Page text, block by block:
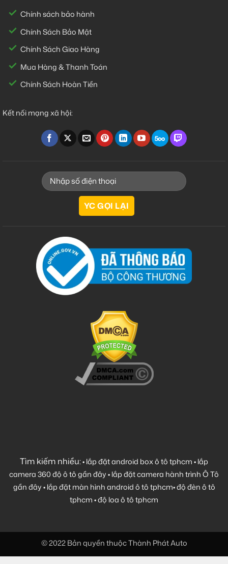
Chính sách bảo hành
Chính Sách Bảo Mật
Chính Sách Giao Hàng
Mua Hàng & Thanh Toán
Chính Sách Hoàn Tiền
Kết nối mạng xã hội:
Tìm kiếm nhiều:•lắp đặt android box ô tô tphcm•lắp
camera 360 độ ô tô gần đây•lắp đặt camera hành trình Ô Tô
gần đây•lắp đặt màn hình android ô tô tphcm•độ đèn ô tô
tphcm•độ loa ô tô tphcm
© 2022 Bản quyền thuộc Thành Phát Auto